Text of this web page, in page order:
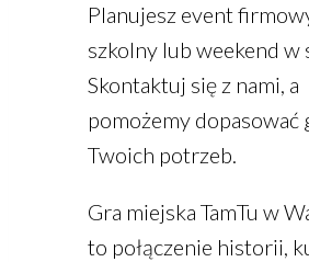
Planujesz event
szkolny lub weekend w
Skontaktuj się z nami, a
pomożemy dopasować
Twoich potrzeb.
Gra miejska TamTu w
to połączenie historii,